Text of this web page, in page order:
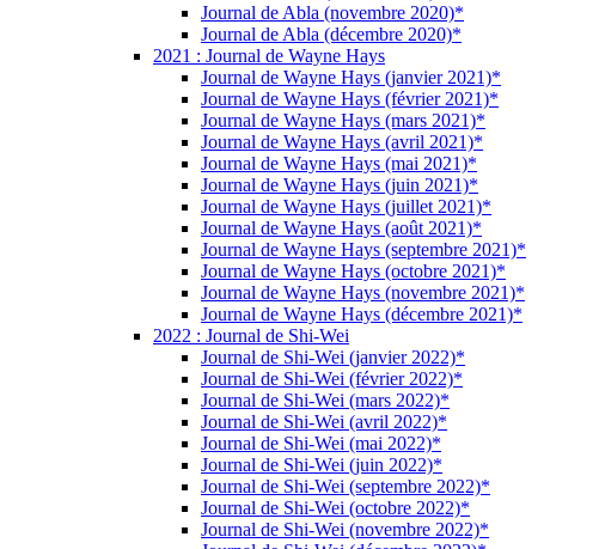
Journal de Abla (novembre 2020)*
Journal de Abla (décembre 2020)*
2021 : Journal de Wayne Hays
Journal de Wayne Hays (janvier 2021)*
Journal de Wayne Hays (février 2021)*
Journal de Wayne Hays (mars 2021)*
Journal de Wayne Hays (avril 2021)*
Journal de Wayne Hays (mai 2021)*
Journal de Wayne Hays (juin 2021)*
Journal de Wayne Hays (juillet 2021)*
Journal de Wayne Hays (août 2021)*
Journal de Wayne Hays (septembre 2021)*
Journal de Wayne Hays (octobre 2021)*
Journal de Wayne Hays (novembre 2021)*
Journal de Wayne Hays (décembre 2021)*
2022 : Journal de Shi-Wei
Journal de Shi-Wei (janvier 2022)*
Journal de Shi-Wei (février 2022)*
Journal de Shi-Wei (mars 2022)*
Journal de Shi-Wei (avril 2022)*
Journal de Shi-Wei (mai 2022)*
Journal de Shi-Wei (juin 2022)*
Journal de Shi-Wei (septembre 2022)*
Journal de Shi-Wei (octobre 2022)*
Journal de Shi-Wei (novembre 2022)*